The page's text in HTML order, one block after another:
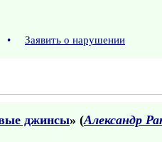
• Заявить о нарушении
джинсы» (Александр